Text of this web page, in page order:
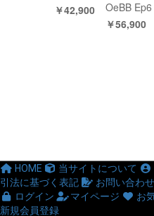
￥42,900
OeBB Ep6
￥56,900
HOME 当サイトについて
引法に基づく表記
お問い合わせ
ログイン
マイページ お
新規会員登録